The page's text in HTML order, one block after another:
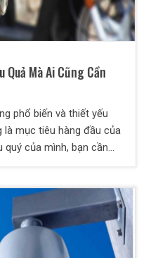
Quả Mà Ai Cũng Cần
phổ biến và thiết yếu
là mục tiêu hàng đầu của
của mình, bạn cần